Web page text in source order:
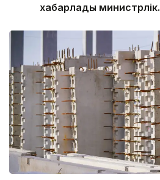
хабарлады министрлік.